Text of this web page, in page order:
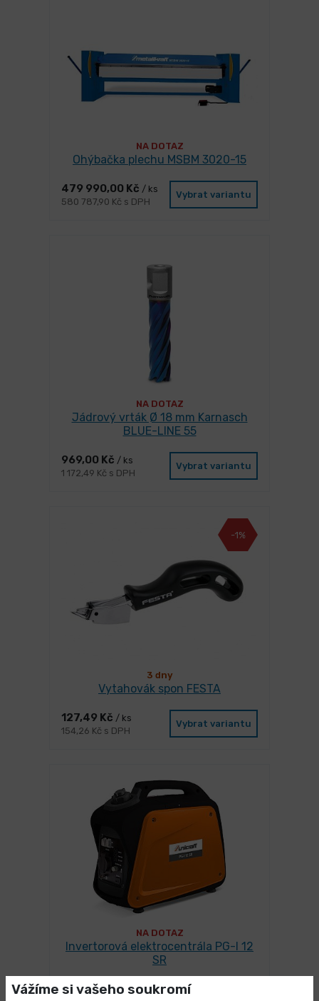
NA DOTAZ
Ohýbačka plechu MSBM 3020-15
479 990,00 Kč / ks
580 787,90 Kč s DPH
Vybrat variantu
NA DOTAZ
Jádrový vrták Ø 18 mm Karnasch
BLUE-LINE 55
969,00 Kč / ks
1 172,49 Kč s DPH
Vybrat variantu
-1%
3 dny
Vytahovák spon FESTA
127,49 Kč / ks
154,26 Kč s DPH
Vybrat variantu
NA DOTAZ
Invertorová elektrocentrála PG-I 12
SR
9 490,00 Kč / ks
Vybrat variantu
Vážíme si vašeho soukromí